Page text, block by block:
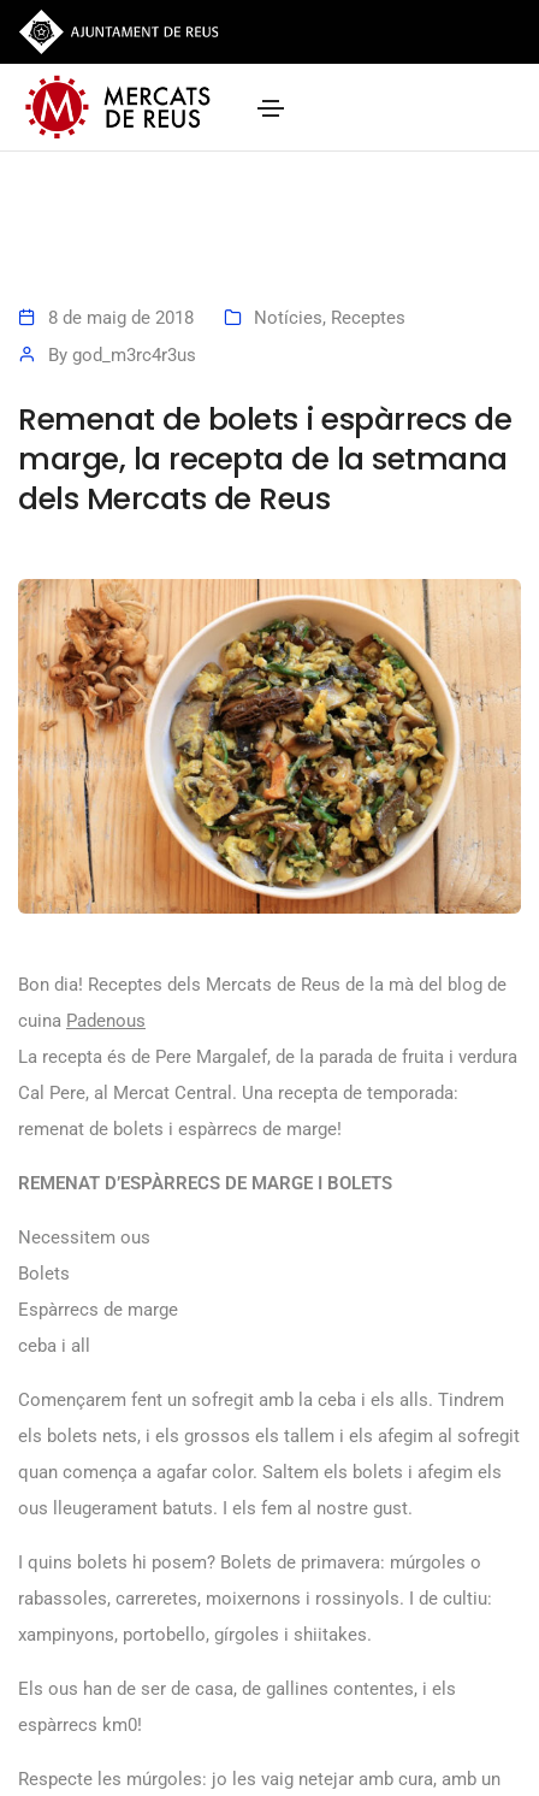
8 de maig de 2018 Notícies, Receptes
By god_m3rc4r3us
Remenat de bolets i espàrrecs de
marge, la recepta de la setmana
dels Mercats de Reus
Bon dia! Receptes dels Mercats de Reus de la mà del blog de
cuina Padenous
La recepta és de Pere Margalef, de la parada de fruita i verdura
Cal Pere, al Mercat Central. Una recepta de temporada:
remenat de bolets i espàrrecs de marge!
REMENAT D’ESPÀRRECS DE MARGE I BOLETS
Necessitem ous
Bolets
Espàrrecs de marge
ceba i all
Començarem fent un sofregit amb la ceba i els alls. Tindrem
els bolets nets, i els grossos els tallem i els afegim al sofregit
quan comença a agafar color. Saltem els bolets i afegim els
ous lleugerament batuts. I els fem al nostre gust.
I quins bolets hi posem? Bolets de primavera: múrgoles o
rabassoles, carreretes, moixernons i rossinyols. I de cultiu:
xampinyons, portobello, gírgoles i shiitakes.
Els ous han de ser de casa, de gallines contentes, i els
espàrrecs km0!
Respecte les múrgoles: jo les vaig netejar amb cura, amb un